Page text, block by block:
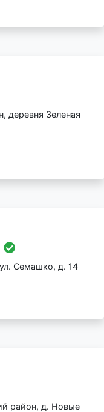
деревня Зеленая
Семашко, д. 14
район, д. Новые